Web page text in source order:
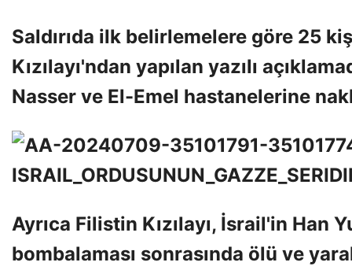
Saldırıda ilk belirlemelere göre 25
Kızılayı'ndan yapılan yazılı
Nasser ve El-Emel hastanelerine
Ayrıca Filistin Kızılayı, İsrail'in Han
bombalaması sonrasında ölü ve